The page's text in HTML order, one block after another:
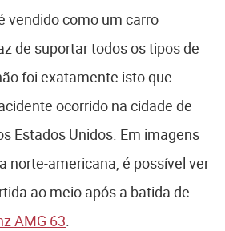
vendido como um carro
de suportar todos os tipos de
foi exatamente isto que
ocorrido na cidade de
Estados Unidos. Em imagens
norte-americana, é possível ver
ao meio após a batida de
AMG 63